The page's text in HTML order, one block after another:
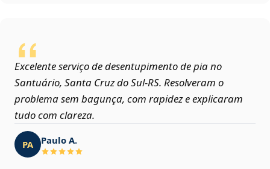
Excelente serviço de desentupimento de pia no
Santuário, Santa Cruz do Sul‑RS. Resolveram o
problema sem bagunça, com rapidez e explicaram
tudo com clareza.
PA Paulo A.